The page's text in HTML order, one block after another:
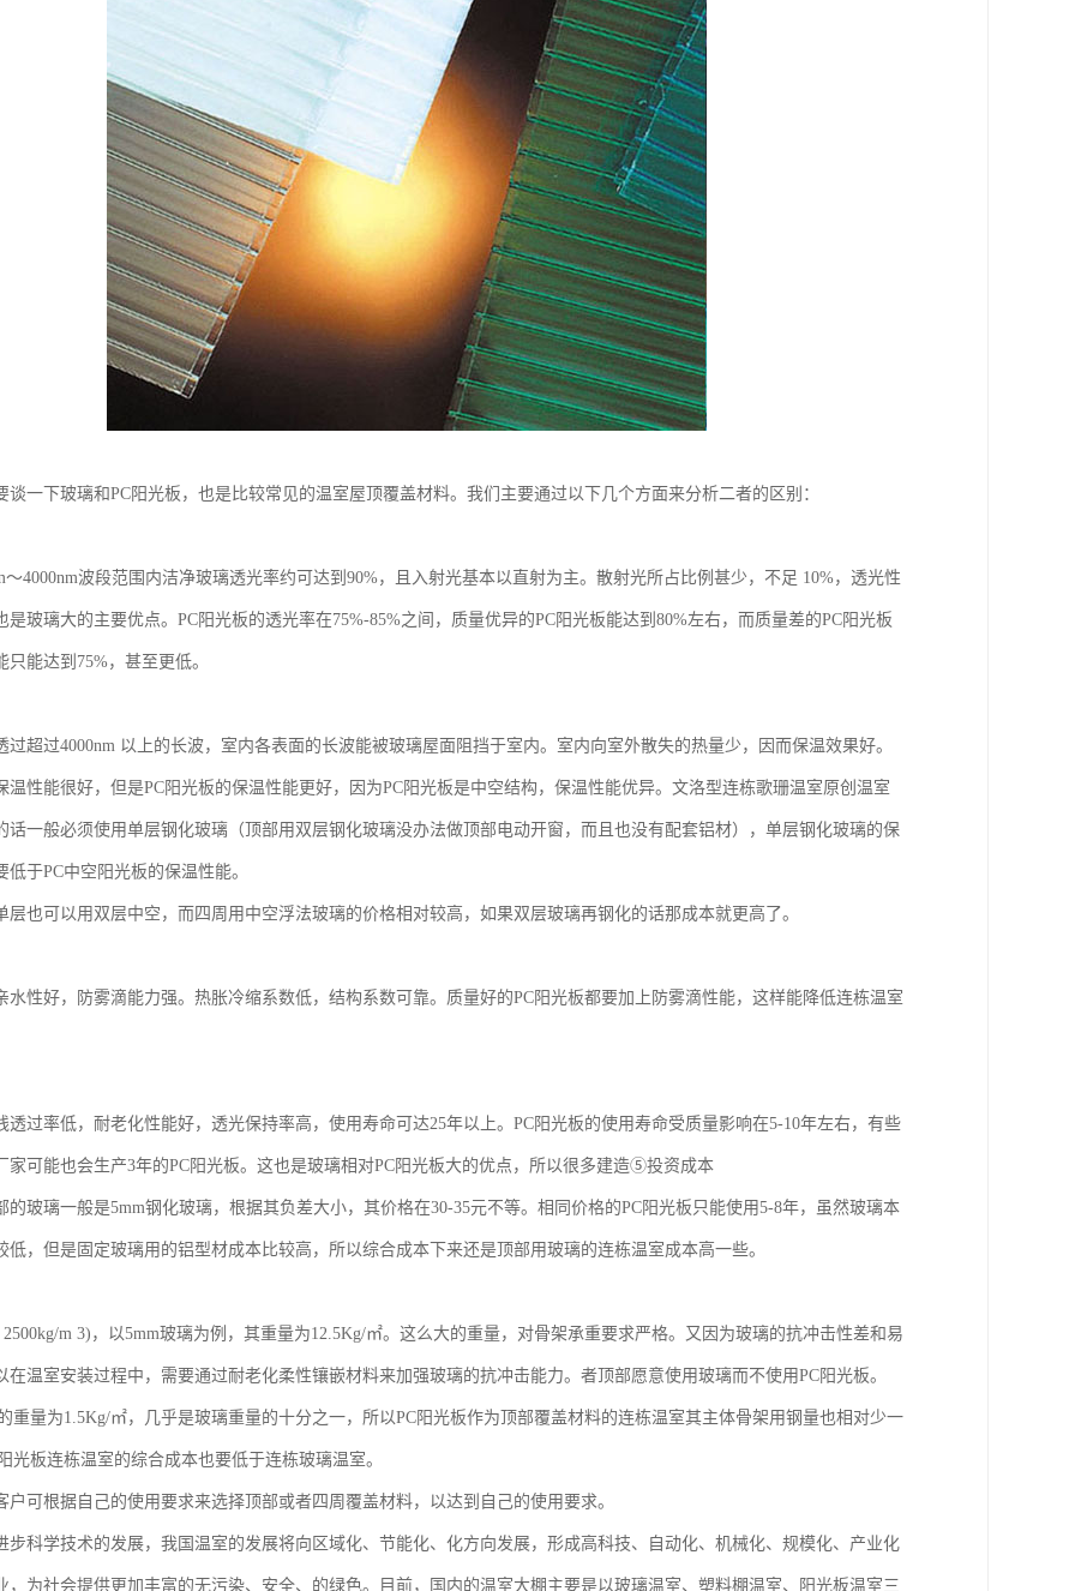
谈一下玻璃和PC阳光板，也是比较常见的温室屋顶覆盖材料。我们主要通过以下几个方面来分析二者的区别：
～4000nm波段范围内洁净玻璃透光率约可达到90%，且入射光基本以直射为主。散射光所占比例甚少，不足 10%，透光性
是玻璃大的主要优点。PC阳光板的透光率在75%-85%之间，质量优异的PC阳光板能达到80%左右，而质量差的PC阳光板
只能达到75%，甚至更低。
过超过4000nm 以上的长波，室内各表面的长波能被玻璃屋面阻挡于室内。室内向室外散失的热量少，因而保温效果好。
温性能很好，但是PC阳光板的保温性能更好，因为PC阳光板是中空结构，保温性能优异。文洛型连栋歌珊温室原创温室
话一般必须使用单层钢化玻璃（顶部用双层钢化玻璃没办法做顶部电动开窗，而且也没有配套铝材），单层钢化玻璃的保
低于PC中空阳光板的保温性能。
层也可以用双层中空，而四周用中空浮法玻璃的价格相对较高，如果双层玻璃再钢化的话那成本就更高了。
水性好，防雾滴能力强。热胀冷缩系数低，结构系数可靠。质量好的PC阳光板都要加上防雾滴性能，这样能降低连栋温室
透过率低，耐老化性能好，透光保持率高，使用寿命可达25年以上。PC阳光板的使用寿命受质量影响在5-10年左右，有些
家可能也会生产3年的PC阳光板。这也是玻璃相对PC阳光板大的优点，所以很多建造⑤投资成本
的玻璃一般是5mm钢化玻璃，根据其负差大小，其价格在30-35元不等。相同价格的PC阳光板只能使用5-8年，虽然玻璃本
低，但是固定玻璃用的铝型材成本比较高，所以综合成本下来还是顶部用玻璃的连栋温室成本高一些。
m 3)，以5mm玻璃为例，其重量为12.5Kg/㎡。这么大的重量，对骨架承重要求严格。又因为玻璃的抗冲击性差和易
在温室安装过程中，需要通过耐老化柔性镶嵌材料来加强玻璃的抗冲击能力。者顶部愿意使用玻璃而不使用PC阳光板。
重量为1.5Kg/㎡，几乎是玻璃重量的十分之一，所以PC阳光板作为顶部覆盖材料的连栋温室其主体骨架用钢量也相对少一
光板连栋温室的综合成本也要低于连栋玻璃温室。
户可根据自己的使用要求来选择顶部或者四周覆盖材料，以达到自己的使用要求。
步科学技术的发展，我国温室的发展将向区域化、节能化、化方向发展，形成高科技、自动化、机械化、规模化、产业化
，为社会提供更加丰富的无污染、安全、的绿色。目前，国内的温室大棚主要是以玻璃温室、塑料棚温室、阳光板温室三